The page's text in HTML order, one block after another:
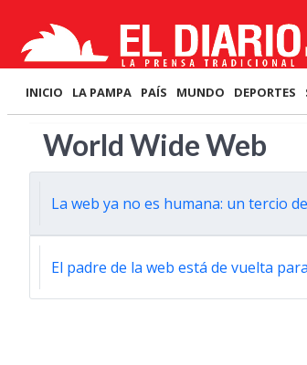
INICIO LA PAMPA PAÍS MUNDO DEPORTES
World Wide Web
La web ya no es humana: un tercio
El padre de la web está de vuelta